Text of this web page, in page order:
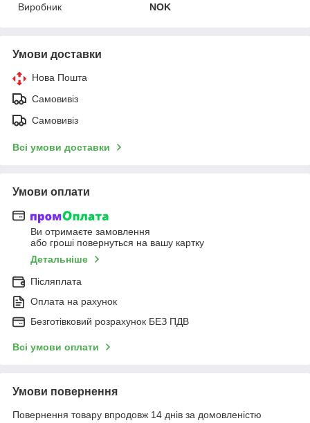
Виробник
NOK
Умови доставки
Нова Пошта
Самовивіз
Самовивіз
Всі умови доставки
Умови оплати
Ви отримаєте замовлення
або гроші повернуться на вашу картку
Детальніше
Післяплата
Оплата на рахунок
Безготівковий розрахунок БЕЗ ПДВ
Всі умови оплати
Умови повернення
Повернення товару впродовж 14 днів за домовленістю